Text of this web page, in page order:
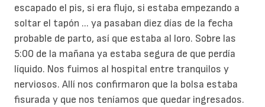
escapado el pis, si era flujo, si estaba empezando a
soltar el tapón ... ya pasaban diez días de la fecha
probable de parto, así que estaba al loro. Sobre las
5:00 de la mañana ya estaba segura de que perdía
líquido. Nos fuimos al hospital entre tranquilos y
nerviosos. Allí nos confirmaron que la bolsa estaba
fisurada y que nos teníamos que quedar ingresados.